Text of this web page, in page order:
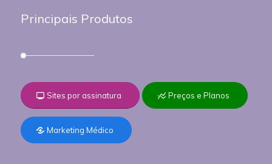
Principais Produtos
Sites por assinatura Preços e Planos
Marketing Médico